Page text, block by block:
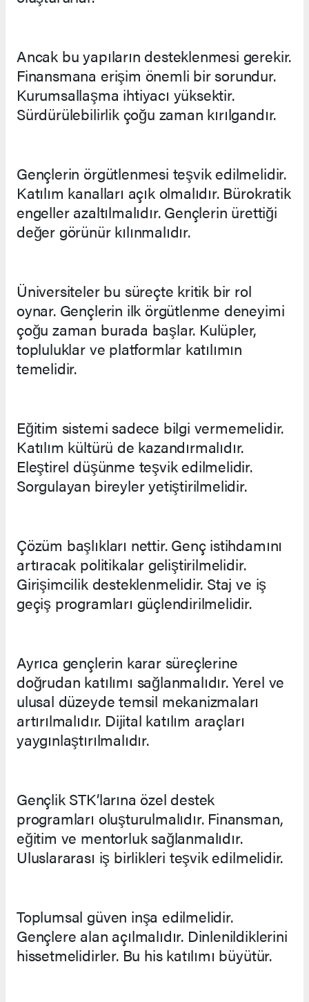
Ancak bu yapıların desteklenmesi gerekir.
Finansmana erişim önemli bir sorundur.
Kurumsallaşma ihtiyacı yüksektir.
Sürdürülebilirlik çoğu zaman kırılgandır.
Gençlerin örgütlenmesi teşvik edilmelidir.
Katılım kanalları açık olmalıdır. Bürokratik
engeller azaltılmalıdır. Gençlerin ürettiği
değer görünür kılınmalıdır.
Üniversiteler bu süreçte kritik bir rol
oynar. Gençlerin ilk örgütlenme deneyimi
çoğu zaman burada başlar. Kulüpler,
topluluklar ve platformlar katılımın
temelidir.
Eğitim sistemi sadece bilgi vermemelidir.
Katılım kültürü de kazandırmalıdır.
Eleştirel düşünme teşvik edilmelidir.
Sorgulayan bireyler yetiştirilmelidir.
Çözüm başlıkları nettir. Genç istihdamını
artıracak politikalar geliştirilmelidir.
Girişimcilik desteklenmelidir. Staj ve iş
geçiş programları güçlendirilmelidir.
Ayrıca gençlerin karar süreçlerine
doğrudan katılımı sağlanmalıdır. Yerel ve
ulusal düzeyde temsil mekanizmaları
artırılmalıdır. Dijital katılım araçları
yaygınlaştırılmalıdır.
Gençlik STK’larına özel destek
programları oluşturulmalıdır. Finansman,
eğitim ve mentorluk sağlanmalıdır.
Uluslararası iş birlikleri teşvik edilmelidir.
Toplumsal güven inşa edilmelidir.
Gençlere alan açılmalıdır. Dinlenildiklerini
hissetmelidirler. Bu his katılımı büyütür.